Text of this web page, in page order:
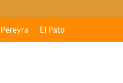
Pereyra El Pato